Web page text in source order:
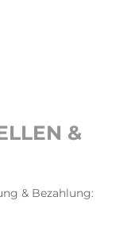
&
& Bezahlung: